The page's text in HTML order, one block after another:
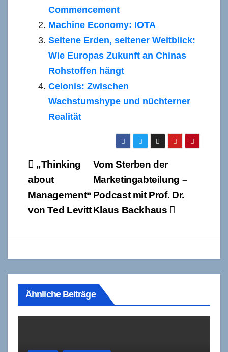
Commencement
Machine Economy: IOTA
Seltene Erden, seltener Weitblick:
Wie Europas Zukunft an Chinas
Rohstoffen hängt
Celonis: Zwischen
Wachstumshype und nüchterner
Realität
Beitragsnavigation
Vom Sterben der
Marketingabteilung –
Podcast mit Prof. Dr.
Klaus Backhaus
„Thinking
about
Management“
von Ted Levitt
Ähnliche Beiträge